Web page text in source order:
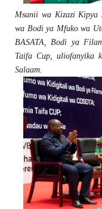
Msanii wa Kizazi Kipya
wa Bodi ya Mfuko wa
BASATA, Bodi ya
Taifa Cup, uliofanyika
Salaam.